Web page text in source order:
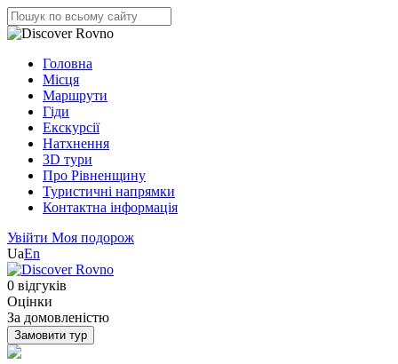
Головна
Місця
Маршрути
Гіди
Екскурсії
Натхнення
3D тури
Про Рівненщину
Туристичні напрямки
Контактна інформація
Увійти Моя подорож
UaEn
0 відгуків
Оцінки
За домовленістю
Замовити тур